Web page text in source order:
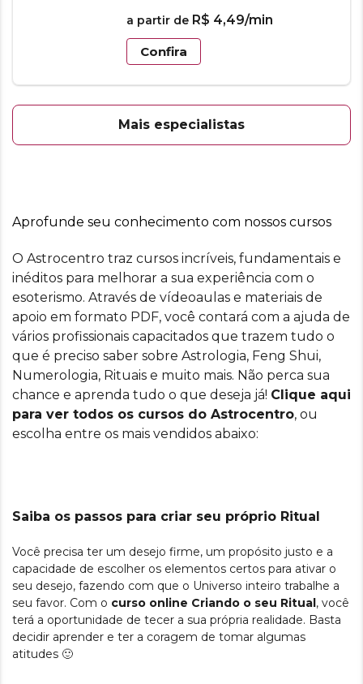
a partir de R$ 4,49/min
Confira
Mais especialistas
Aprofunde seu conhecimento com nossos cursos
O Astrocentro traz cursos incríveis, fundamentais e
inéditos para melhorar a sua experiência com o
esoterismo. Através de vídeoaulas e materiais de
apoio em formato PDF, você contará com a ajuda de
vários profissionais capacitados que trazem tudo o
que é preciso saber sobre Astrologia, Feng Shui,
Numerologia, Rituais e muito mais. Não perca sua
chance e aprenda tudo o que deseja já! Clique aqui
para ver todos os cursos do Astrocentro, ou
escolha entre os mais vendidos abaixo:
Saiba os passos para criar seu próprio Ritual
Você precisa ter um desejo firme, um propósito justo e a
capacidade de escolher os elementos certos para ativar o
seu desejo, fazendo com que o Universo inteiro trabalhe a
seu favor. Com o curso online Criando o seu Ritual, você
terá a oportunidade de tecer a sua própria realidade. Basta
decidir aprender e ter a coragem de tomar algumas
atitudes 🙂